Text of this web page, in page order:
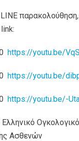
https://youtu.be/
https://youtu.be/
https://youtu.be/-
Ασθενών